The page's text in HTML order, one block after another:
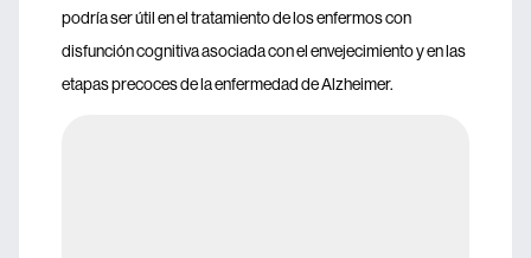
podría ser útil en el tratamiento de los enfermos con
disfunción cognitiva asociada con el envejecimiento y en las
etapas precoces de la enfermedad de Alzheimer.